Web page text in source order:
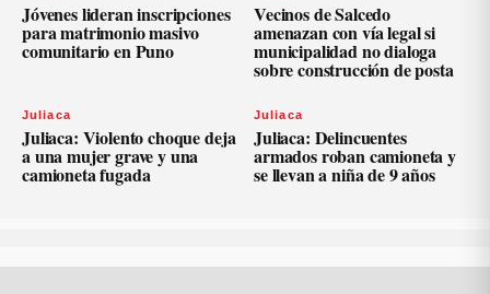
Jóvenes lideran inscripciones
para matrimonio masivo
comunitario en Puno
Vecinos de Salcedo
amenazan con vía legal si
municipalidad no dialoga
sobre construcción de posta
Juliaca
Juliaca: Violento choque deja
a una mujer grave y una
camioneta fugada
Juliaca
Juliaca: Delincuentes
armados roban camioneta y
se llevan a niña de 9 años